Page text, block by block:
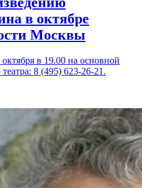
в октябре
Москвы
в 19.00 на основной
8 (495) 623-26-21.